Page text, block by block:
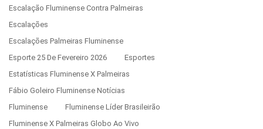
Escalação Fluminense Contra Palmeiras
Escalações
Escalações Palmeiras Fluminense
Esporte 25 De Fevereiro 2026
Esportes
Estatísticas Fluminense X Palmeiras
Fábio Goleiro Fluminense Notícias
Fluminense
Fluminense Líder Brasileirão
Fluminense X Palmeiras Globo Ao Vivo